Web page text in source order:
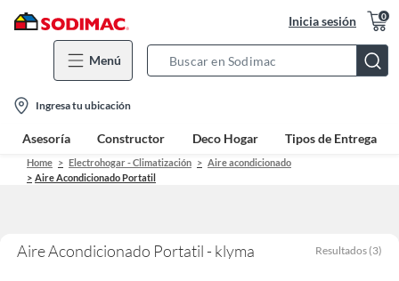
Inicia sesión 0
Menú
Bar
location-
icon
Ingresa tu ubicación
Asesoría Constructor Deco Hogar Tipos de Entrega
Home Electrohogar - Climatización
Aire acondicionado
Aire Acondicionado Portatil
Aire Acondicionado Portatil - klyma Resultados (3)